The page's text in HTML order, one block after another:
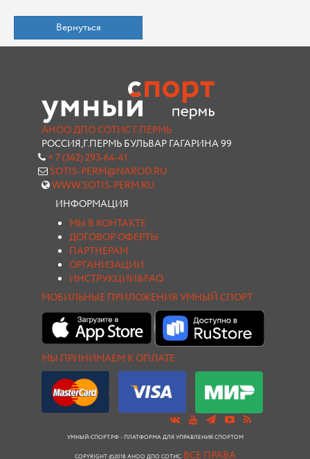
Вернуться
АНОО ДПО СОТИС Г.ПЕРМЬ
РОССИЯ,Г.ПЕРМЬ БУЛЬВАР ГАГАРИНА 99
+ 7 (342) 293-64-41
SOTIS-PERM@NAROD.RU
WWW.SOTIS-PERM.RU
ИНФОРМАЦИЯ
МЫ В КОНТАКТЕ
ДОГОВОР ОФЕРТЫ
ПАРТНЕРАМ
ОРГАНИЗАЦИИ
ИНСТРУКЦИИ&FAQ
МОБИЛЬНЫЕ ПРИЛОЖЕНИЯ УМНЫЙ СПОРТ
МЫ ПРИНИМАЕМ К ОПЛАТЕ
УМНЫЙ-СПОРТ.РФ - ПЛАТФОРМА ДЛЯ УПРАВЛЕНИЯ СПОРТОМ
COPYRIGHT ©2018 АНОО ДПО СОТИС. ВСЕ ПРАВА